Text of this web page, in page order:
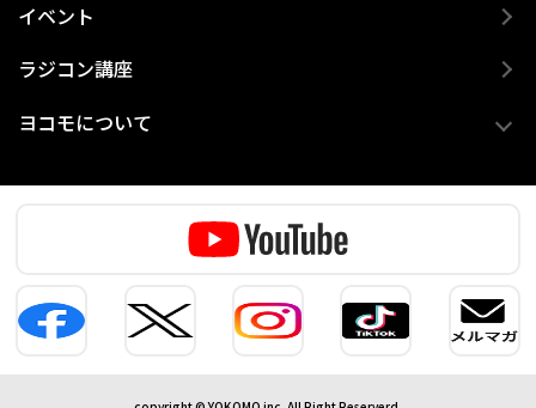
イベント
ラジコン講座
ヨコモについて